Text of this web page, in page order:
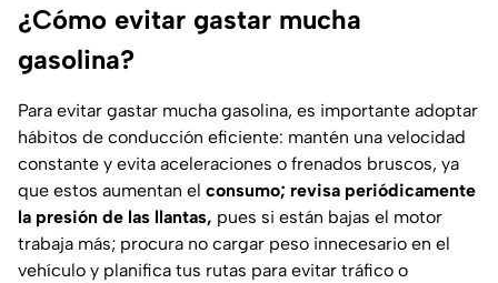
¿Cómo evitar gastar mucha
gasolina?
Para evitar gastar mucha gasolina, es importante adoptar
hábitos de conducción eficiente: mantén una velocidad
constante y evita aceleraciones o frenados bruscos, ya
que estos aumentan el consumo; revisa periódicamente
la presión de las llantas, pues si están bajas el motor
trabaja más; procura no cargar peso innecesario en el
vehículo y planifica tus rutas para evitar tráfico o